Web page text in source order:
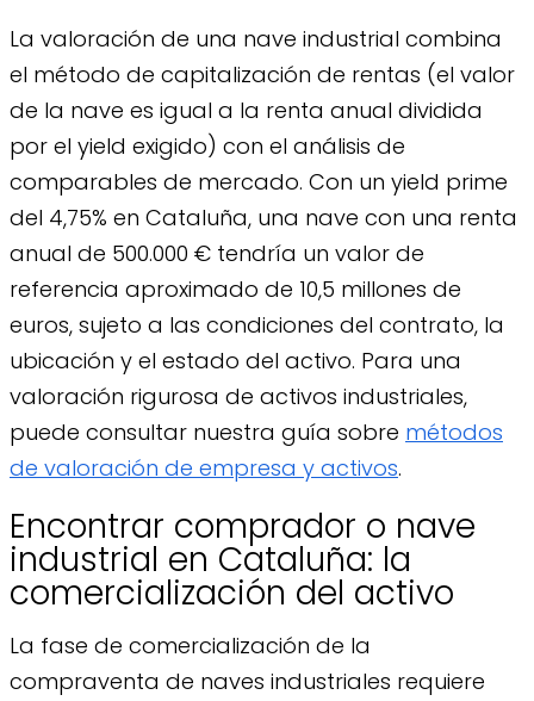
La valoración de una nave industrial combina
el método de capitalización de rentas (el valor
de la nave es igual a la renta anual dividida
por el yield exigido) con el análisis de
comparables de mercado. Con un yield prime
del 4,75% en Cataluña, una nave con una renta
anual de 500.000 € tendría un valor de
referencia aproximado de 10,5 millones de
euros, sujeto a las condiciones del contrato, la
ubicación y el estado del activo. Para una
valoración rigurosa de activos industriales,
puede consultar nuestra guía sobre métodos
de valoración de empresa y activos.
Encontrar comprador o nave
industrial en Cataluña: la
comercialización del activo
La fase de comercialización de la
compraventa de naves industriales requiere